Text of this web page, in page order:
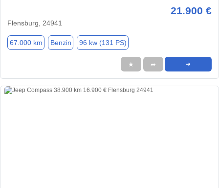
21.900 €
Flensburg, 24941
67.000 km Benzin 96 kw (131 PS)
★ ➦ ➜